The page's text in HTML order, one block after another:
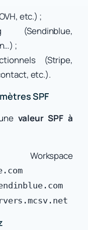
etc.) ;
(Sendinblue,
;
(Stripe,
etc.).
SPF
valeur SPF à